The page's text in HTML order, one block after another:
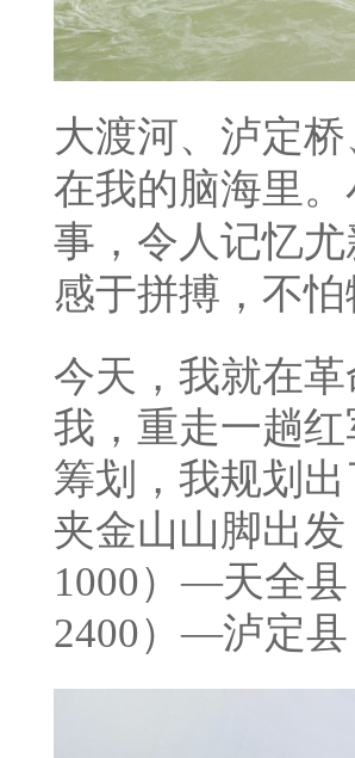
大渡河、泸定
在我的脑海里
事，令人记忆
感于拼搏，不
今天，我就在
我，重走一趟
筹划，我规划
夹金山山脚出
1000）—天全
2400）—泸定县